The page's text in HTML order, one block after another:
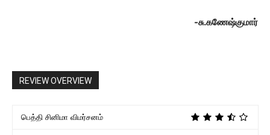
-சு.கணேஷ்குமார்
REVIEW OVERVIEW
பெத்தி சினிமா விமர்சனம்